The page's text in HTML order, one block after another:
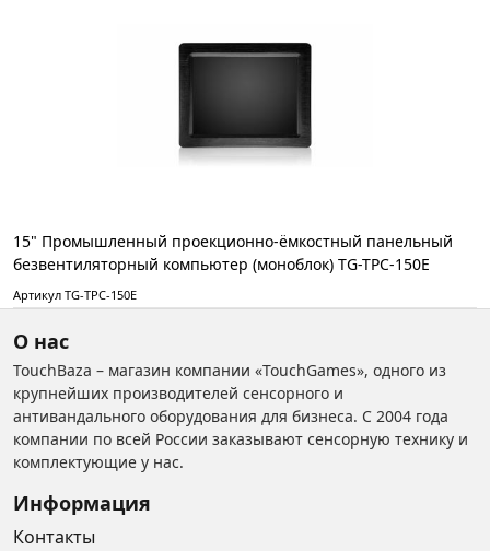
15" Промышленный проекционно-ёмкостный панельный
безвентиляторный компьютер (моноблок) TG-TPC-150E
Артикул TG-TPC-150E
О нас
TouchBaza – магазин компании «TouchGames», одного из
крупнейших производителей сенсорного и
антивандального оборудования для бизнеса. С 2004 года
компании по всей России заказывают сенсорную технику и
комплектующие у нас.
Информация
Контакты